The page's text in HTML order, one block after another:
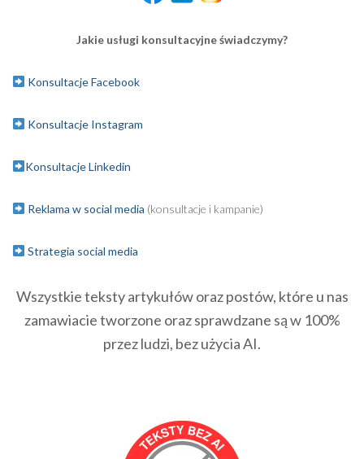
Jakie usługi konsultacyjne świadczymy?
Konsultacje Facebook
Konsultacje Instagram
Konsultacje Linkedin
Reklama w social media (konsultacje i kampanie)
Strategia social media
Wszystkie teksty artykułów oraz postów, które u nas
zamawiacie tworzone oraz sprawdzane są w 100%
przez ludzi, bez użycia AI.